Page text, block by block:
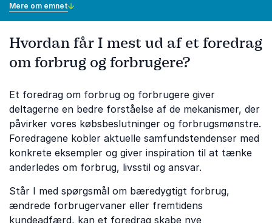
Mere om emnet
Hvordan får I mest ud af et foredrag
om forbrug og forbrugere?
Et foredrag om forbrug og forbrugere giver
deltagerne en bedre forståelse af de mekanismer, der
påvirker vores købsbeslutninger og forbrugsmønstre.
Foredragene kobler aktuelle samfundstendenser med
konkrete eksempler og giver inspiration til at tænke
anderledes om forbrug, livsstil og ansvar.
Står I med spørgsmål om bæredygtigt forbrug,
ændrede forbrugervaner eller fremtidens
kundeadfærd, kan et foredrag skabe nye